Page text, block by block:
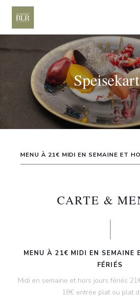
MENU À 21€ MIDI EN SEMAINE ET
CARTE &
MENU À 21€ MIDI EN SEMAINE
FÉRIÉS
Midi en semaine et hors jours fériés
18€ entrée plat ou plat